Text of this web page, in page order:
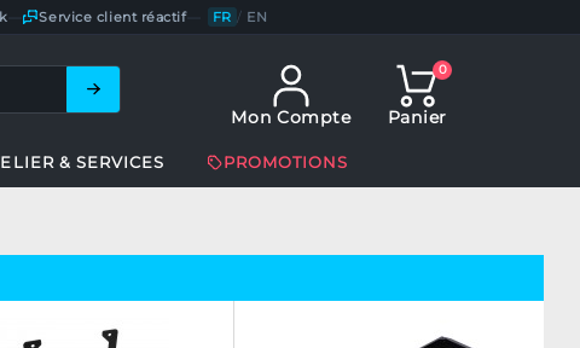
Service client réactif— FR / EN
Mon Compte
0
Panier
& SERVICES PROMOTIONS